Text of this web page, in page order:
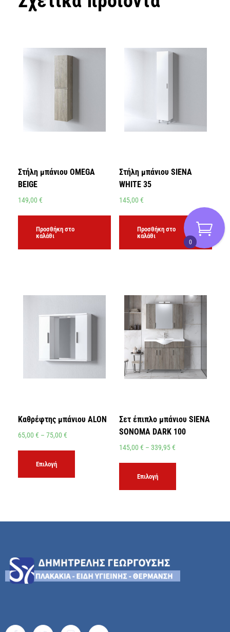
Στήλη μπάνιου OMEGA
BEIGE
149,00 €
Προσθήκη στο
καλάθι
Στήλη μπάνιου SIENA
WHITE 35
145,00 €
Προσθήκη στο
καλάθι
Καθρέφτης μπάνιου ALON
65,00 € – 75,00 €
Επιλογή
Σετ έπιπλο μπάνιου SIENA
SONOMA DARK 100
145,00 € – 339,95€
Επιλογή
0